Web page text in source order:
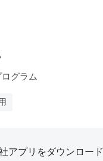
グラム
アプリをダウンロード